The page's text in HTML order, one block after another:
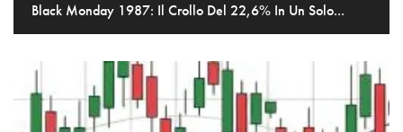
Black Monday 1987: Il Crollo Del 22,6% In Un Solo...